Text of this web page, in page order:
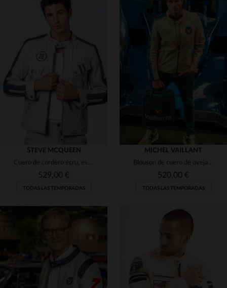
TALLAS DISPONIBLES
TALLAS DISPONIBLES
STEVE MCQUEEN
Cuero de cordero écru, estilo McQueen y las 24 Horas de Le Mans.
529,00 €
TODAS LAS TEMPORADAS
TALLAS DISPONIBLES
MICHEL VAILLANT
Blouson de cuero de oveja écru, ligero y de estilo deportivo.
520,00 €
TODAS LAS TEMPORADAS